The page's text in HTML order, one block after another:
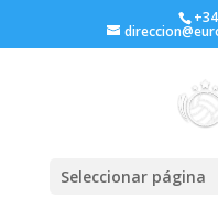
Seleccionar página